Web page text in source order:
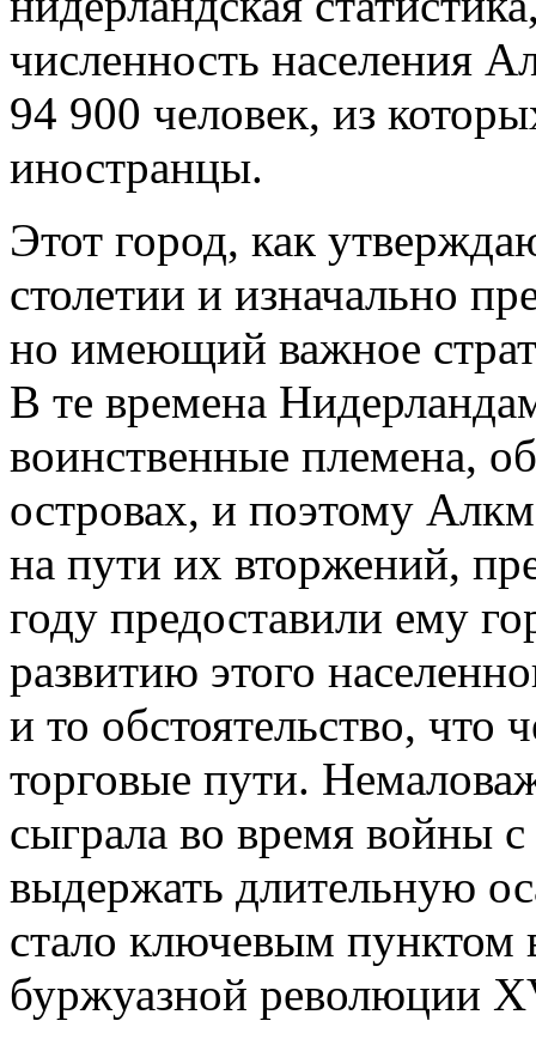
численность населения
94 900 человек, из
иностранцы.
Этот город, как
столетии и изначально
но имеющий важное
В те времена
воинственные племена,
островах, и поэтому
на пути их вторжений,
году предоставили ему
развитию этого
и то обстоятельство, что
торговые пути.
сыграла во время войны
выдержать длительную
стало ключевым пунктом
буржуазной революции